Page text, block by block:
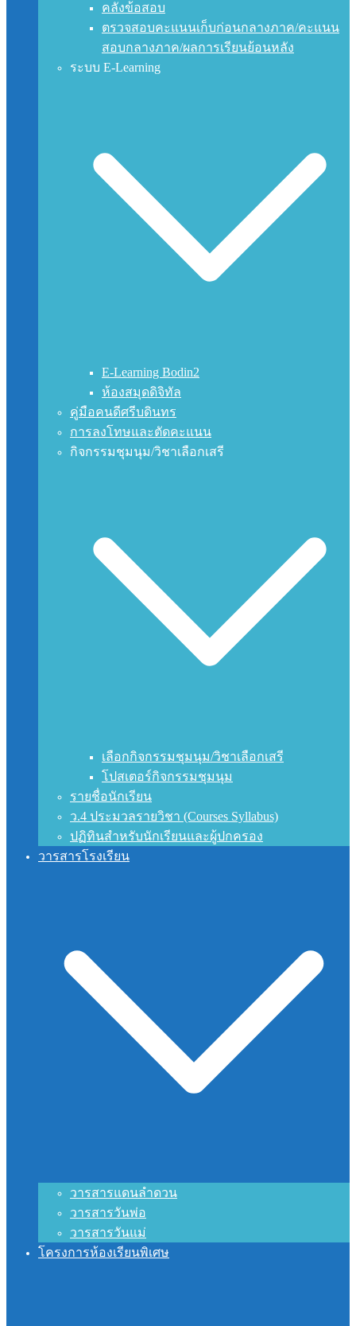
คลังข้อสอบ
ตรวจสอบคะแนนเก็บก่อนกลางภาค/คะแนน
สอบกลางภาค/ผลการเรียนย้อนหลัง
ระบบ E-Learning
E-Learning Bodin2
ห้องสมุดดิจิทัล
คู่มือคนดีศรีบดินทร
การลงโทษและตัดคะแนน
กิจกรรมชุมนุม/วิชาเลือกเสรี
เลือกกิจกรรมชุมนุม/วิชาเลือกเสรี
โปสเตอร์กิจกรรมชุมนุม
รายชื่อนักเรียน
ว.4 ประมวลรายวิชา (Courses Syllabus)
ปฏิทินสำหรับนักเรียนและผู้ปกครอง
วารสารโรงเรียน
วารสารแดนลำดวน
วารสารวันพ่อ
วารสารวันแม่
โครงการห้องเรียนพิเศษ